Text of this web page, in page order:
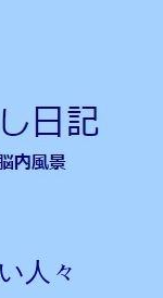
人々